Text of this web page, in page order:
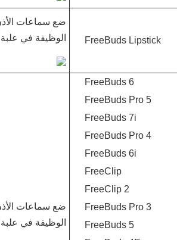
FreeBuds Lipstick
ضع سماعات
الوظيفة في
FreeBuds 6
FreeBuds Pro 5
FreeBuds 7i
FreeBuds Pro 4
FreeBuds 6i
FreeClip
FreeClip 2
FreeBuds Pro 3
FreeBuds 5
ضع سماعات
الوظيفة في